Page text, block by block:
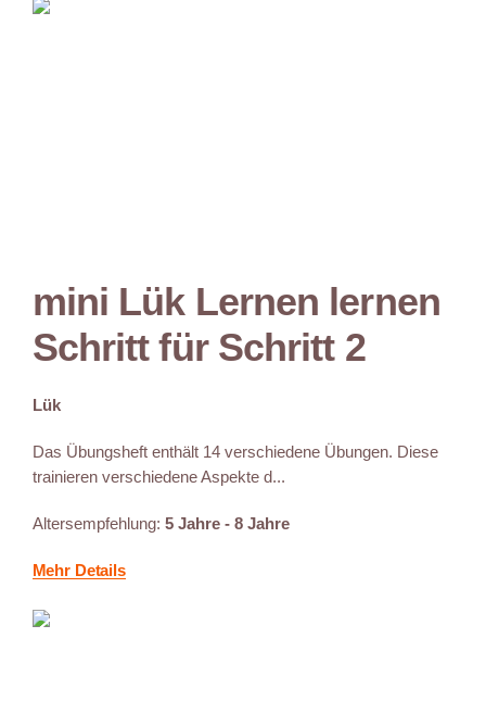
mini Lük Lernen lernen
Schritt für Schritt 2
Lük
Das Übungsheft enthält 14 verschiedene Übungen. Diese
trainieren verschiedene Aspekte d...
Altersempfehlung: 5 Jahre - 8 Jahre
Mehr Details